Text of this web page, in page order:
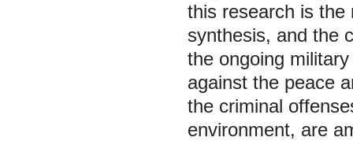
this research is the
synthesis, and the
the ongoing
against the peace
the criminal
environment, are